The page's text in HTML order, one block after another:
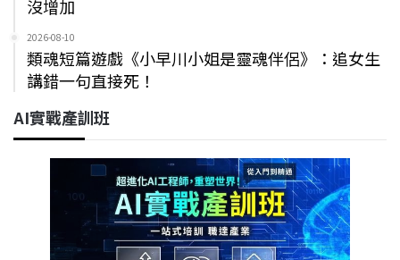
沒增加
2026-08-10
類魂短篇遊戲《小早川小姐是靈魂伴侶》：追女生
講錯一句直接死！
AI實戰產訓班